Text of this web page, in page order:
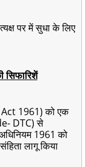
पर में सुधा के लिए
सिफारिशें
1961) को एक
DTC) से
1961 को
लागू किया